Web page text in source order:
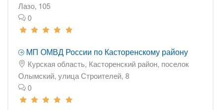
Лазо, 105
0
МП ОМВД России по Касторенскому району
Курская область, Касторенский район, поселок
Олымский, улица Строителей, 8
0